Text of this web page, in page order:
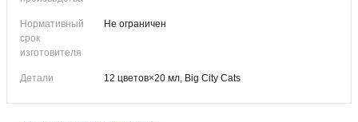
Нормативный
срок
изготовителя
Не ограничен
Детали 12 цветов×20 мл, Big City Cats